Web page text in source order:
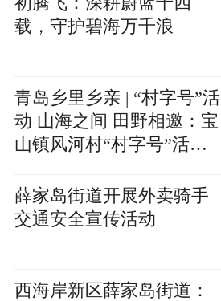
载，守护碧海万千浪
青岛乡里乡亲 | “村字号”活
动 山海之间 田野相邀：宝
山镇风河村“村字号”活动
薛家岛街道开展外卖骑手
交通安全宣传活动
西海岸新区薛家岛街道：